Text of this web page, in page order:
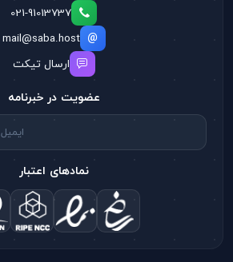
021-91013737
mail@saba.host
ارسال تیکت
عضویت در خبرنامه
نمادهای اعتبار